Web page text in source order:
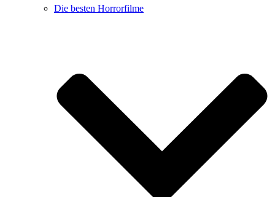
Die besten Horrorfilme